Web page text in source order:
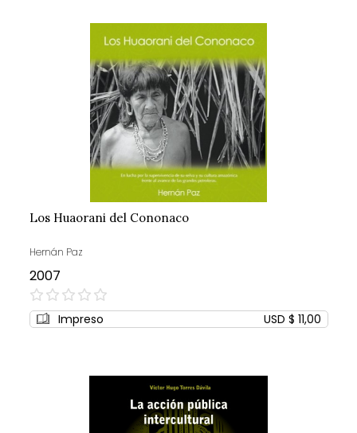
Los Huaorani del Cononaco
Hernán Paz
2007
0%
Impreso USD $ 11,00